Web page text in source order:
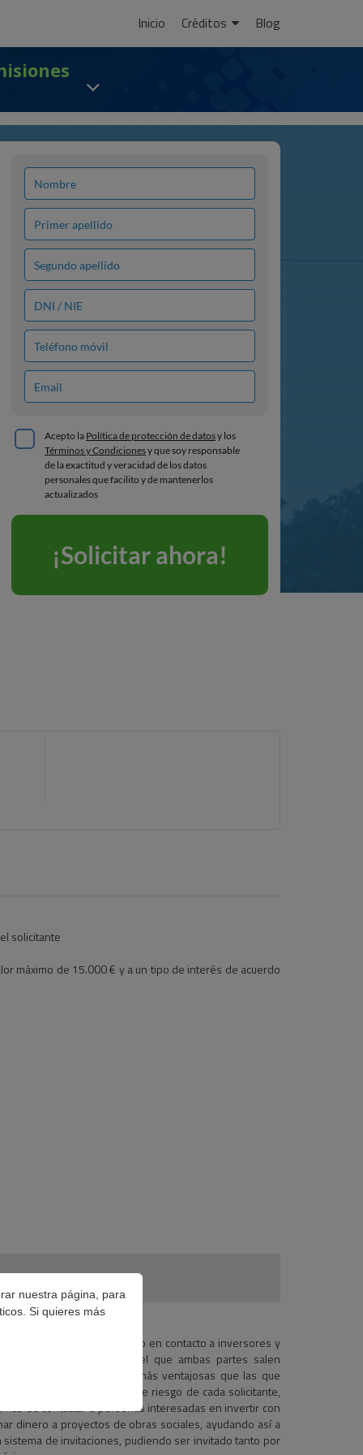
nuestra página, para
Si quieres más
al
contenido
Inicio Créditos Blog
solicitante
máximo de 15.000 € y a un tipo de interés de acuerdo
, poniendo en contacto a inversores y
de un procedimiento en el que ambas partes salen
unas condiciones más ventajosas que las que
en función del nivel de riesgo de cada solicitante,
de contactar a personas interesadas en invertir con
dinero a proyectos de obras sociales, ayudando así a
de invitaciones, pudiendo ser invitado tanto por